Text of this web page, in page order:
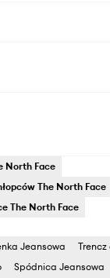
North Face
The North Face
The North Face
Jeansowa
Spódnica Jeansowa